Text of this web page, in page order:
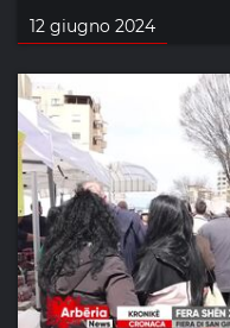
12 giugno 2024